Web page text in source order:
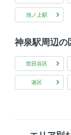
池ノ上駅
神泉駅周辺の
世田谷区
港区